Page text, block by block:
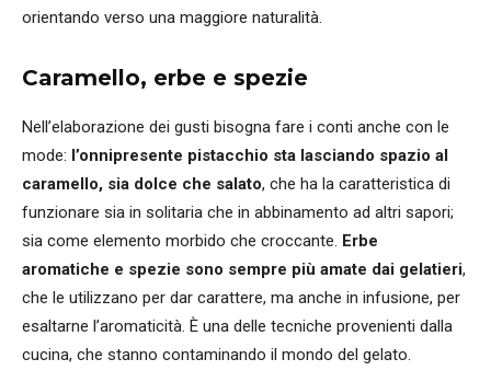
orientando verso una maggiore naturalità.
Caramello, erbe e spezie
Nell’elaborazione dei gusti bisogna fare i conti anche con le
mode: l’onnipresente pistacchio sta lasciando spazio al
caramello, sia dolce che salato, che ha la caratteristica di
funzionare sia in solitaria che in abbinamento ad altri sapori;
sia come elemento morbido che croccante. Erbe
aromatiche e spezie sono sempre più amate dai gelatieri,
che le utilizzano per dar carattere, ma anche in infusione, per
esaltarne l’aromaticità. È una delle tecniche provenienti dalla
cucina, che stanno contaminando il mondo del gelato.